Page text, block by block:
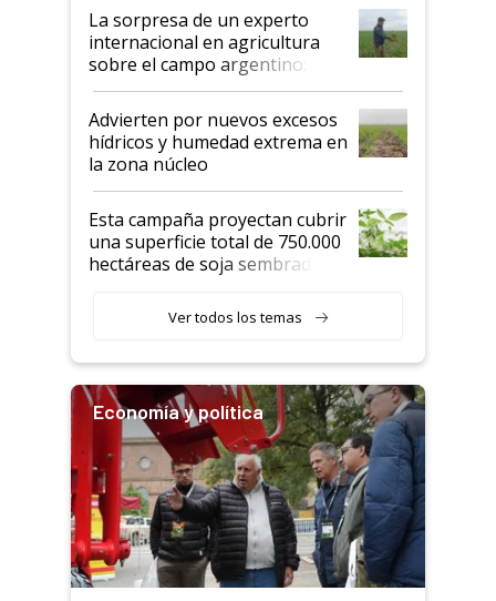
La sorpresa de un experto
internacional en agricultura
sobre el campo argentino:
"Estoy muy impresionado"
Advierten por nuevos excesos
hídricos y humedad extrema en
la zona núcleo
Esta campaña proyectan cubrir
una superficie total de 750.000
hectáreas de soja sembradas
variedades que marcan un
salto tecnológico en genética y
Ver todos los temas
Economía y política